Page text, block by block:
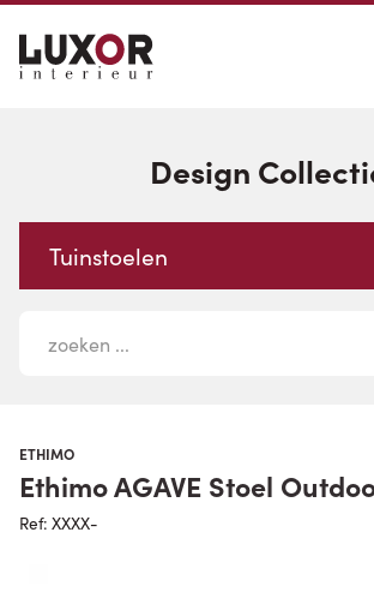
Design
Tuinstoelen
ETHIMO
Ethimo AGAVE Stoel
Ref: XXXX-